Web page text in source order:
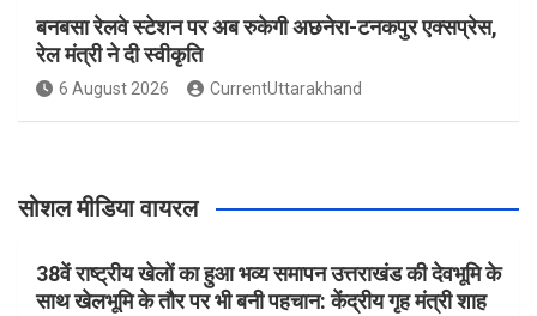
बनबसा रेलवे स्टेशन पर अब रुकेगी अछनेरा-टनकपुर एक्सप्रेस,
रेल मंत्री ने दी स्वीकृति
6 August 2026 CurrentUttarakhand
सोशल मीडिया वायरल
38वें राष्ट्रीय खेलों का हुआ भव्य समापन उत्तराखंड की देवभूमि के
साथ खेलभूमि के तौर पर भी बनी पहचान: केंद्रीय गृह मंत्री शाह